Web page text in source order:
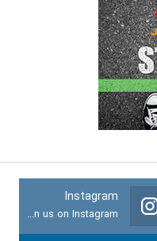
Instagram
Join us on Instagram